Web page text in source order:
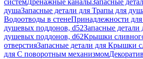
системДренажные каналыЗапасные
душаЗапасные детали для Трапы для
Водоотводы в стенеПринадлежности для
душевых поддонов, d52Запасные
душевых поддонов, d62Крышки
отверстияЗапасные детали для Крышки
для С поворотным механизмом